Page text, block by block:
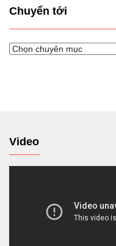
Chuyển tới
Chuyển
Video